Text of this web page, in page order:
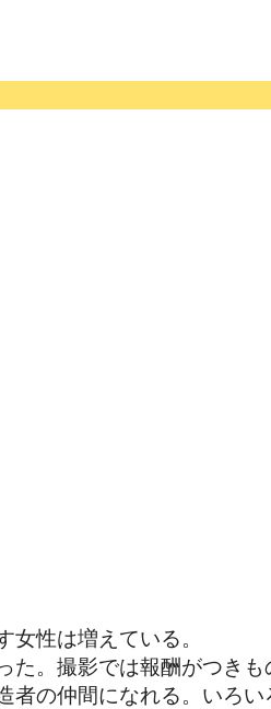
性は増えている。
。撮影では報酬がつき
の仲間になれる。いろい